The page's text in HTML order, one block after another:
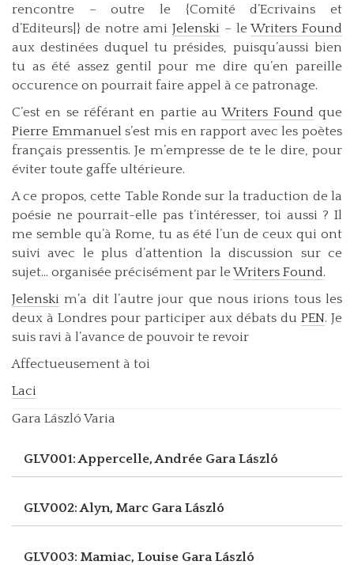
rencontre – outre le {Comité d’Ecrivains et
d’Editeurs|} de notre ami Jelenski – leWriters Found
aux destinées duquel tu présides, puisqu’aussi bien
tu as été assez gentil pour me dire qu’en pareille
occurence on pourrait faire appel à ce patronage.
C’est en se référant en partie auWriters Found que
Pierre Emmanuel s’est mis en rapport avec les poètes
français pressentis. Je m’empresse de te le dire, pour
éviter toute gaffe ultérieure.
A ce propos, cette Table Ronde sur la traduction de la
poésie ne pourrait-elle pas t’intéresser, toi aussi ? Il
me semble qu’à Rome, tu as été l’un de ceux qui ont
suivi avec le plus d’attention la discussion sur ce
sujet... organisée précisément par leWriters Found.
Jelenski m’a dit l’autre jour que nous irions tous les
deux à Londres pour participer aux débats du PEN. Je
suis ravi à l’avance de pouvoir te revoir
Affectueusement à toi
Laci
Gara László Varia
GLV001: Appercelle, Andrée Gara László
GLV002: Alyn, Marc Gara László
GLV003: Mamiac, Louise Gara László